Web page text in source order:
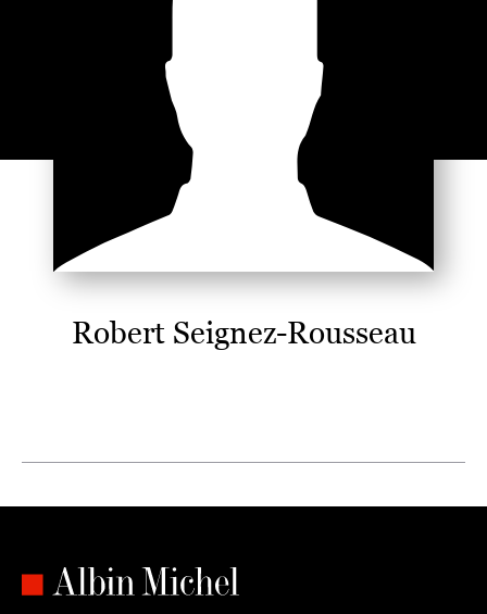
Robert Seignez-Rousseau